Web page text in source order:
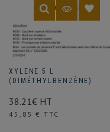
XYLENE 5 L
(DIMÉTHYLBENZÈNE)
38.21€ HT
Prix
45,85 € TTC